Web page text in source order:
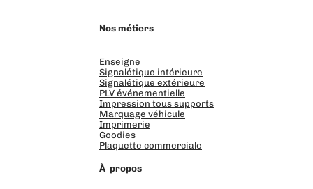
Nos métiers
Enseigne
Signalétique intérieure
Signalétique extérieure
PLV événementielle
Impression tous supports
Marquage véhicule
Imprimerie
Goodies
Plaquette commerciale
À propos